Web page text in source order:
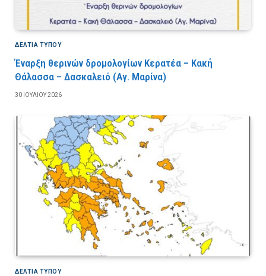
ΔΕΛΤΙΑ ΤΥΠΟΥ
Έναρξη θερινών δρομολογίων Κερατέα – Κακή
Θάλασσα – Δασκαλειό (Αγ. Μαρίνα)
30 ΙΟΥΛΊΟΥ 2026
ΔΕΛΤΙΑ ΤΥΠΟΥ